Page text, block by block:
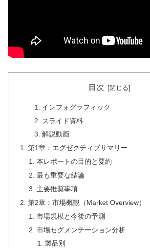
目次
インフォグラフィック
スライド資料
解説動画
第1章：エグゼクティブサマリー
本レポートの目的と要約
最も重要な結論
主要推奨事項
第2章：市場概観（Market Overview）
市場規模と今後の予測
市場セグメンテーション分析
製品別